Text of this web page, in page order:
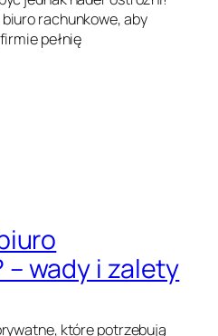
rachunkowe, aby
pełnię
wady i zalety
które potrzebują